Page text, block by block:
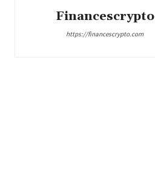
Financescrypto
https://financescrypto.com